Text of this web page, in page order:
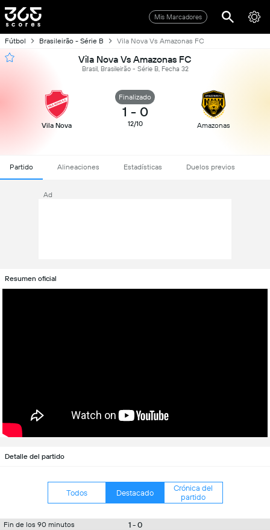
Mis Marcadores
Fútbol Brasileirão - Série B Vila Nova Vs Amazonas FC
Vila Nova Vs Amazonas FC
Brasil, Brasileirão - Série B, Fecha 32
Vila Nova
Finalizado
1 - 0
12/10 Amazonas
Partido Alineaciones Estadísticas Duelos previos
Ad
Resumen oficial
Detalle del partido
Todos Destacado
Crónica del
partido
Fin de los 90 minutos 1 - 0